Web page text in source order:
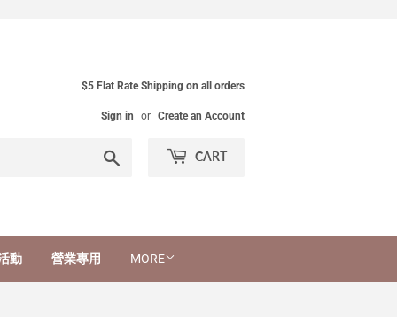
$5 Flat Rate Shipping on all orders
Sign in or Create an Account
CART
動 營業專用 MORE